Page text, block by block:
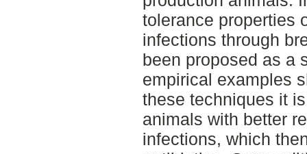
tolerance properties
infections through
been proposed as a
empirical examples
these techniques it
animals with better
infections, which